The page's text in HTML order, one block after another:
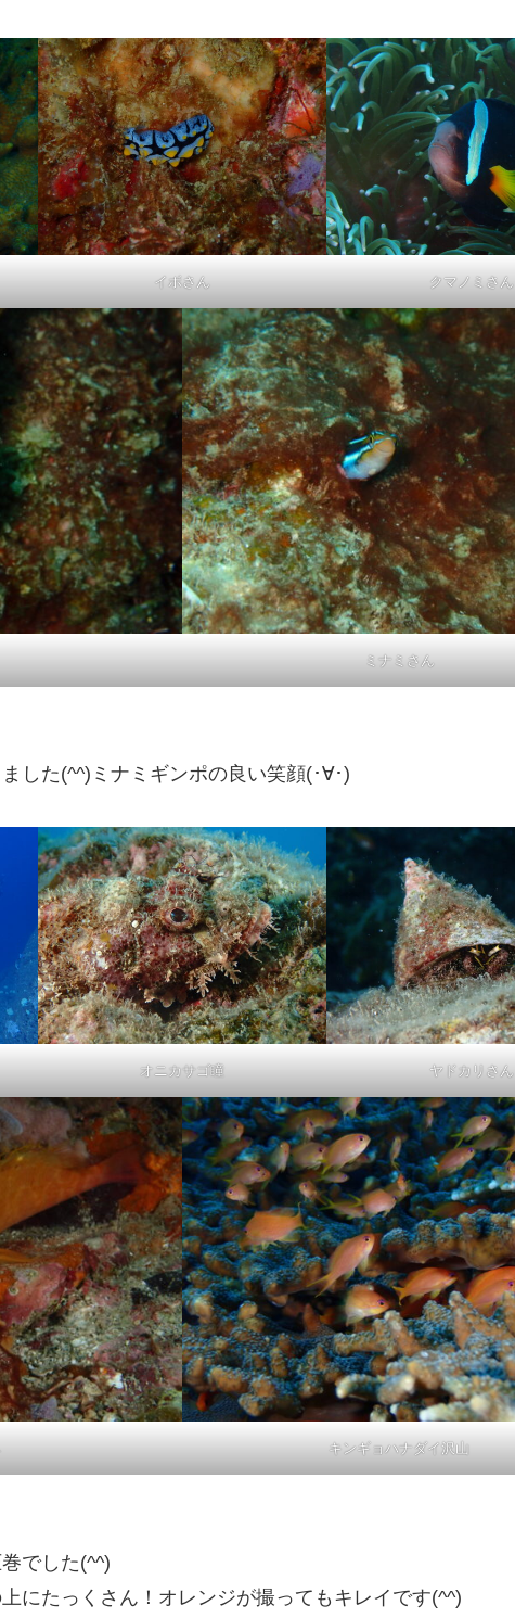
イボさん クマノミさん
ミナミさん
した(^^)ミナミギンポの良い笑顔(･∀･)
オニカサゴ瞳 ヤドカリさん
キンギョハナダイ沢山
でした(^^)
にたっくさん！オレンジが撮ってもキレイです(^^)